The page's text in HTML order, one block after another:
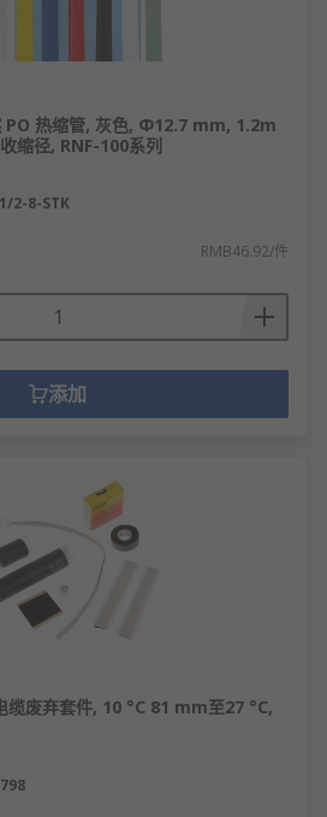
热缩管, 灰色, Φ12.7 mm, 1.2m
缩径, RNF-100系列
2-8-STK
RMB46.92/件
添加
废弃套件, 10 °C 81 mm至27 °C,